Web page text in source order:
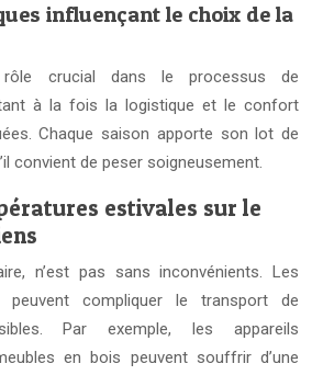
influençant le choix de la
crucial dans le processus de
à la fois la logistique et le confort
Chaque saison apporte son lot de
convient de peser soigneusement.
estivales sur le
n’est pas sans inconvénients. Les
peuvent compliquer le transport de
Par exemple, les appareils
en bois peuvent souffrir d’une